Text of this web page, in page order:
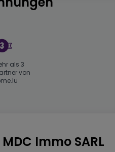
als 3
von
Immo SARL